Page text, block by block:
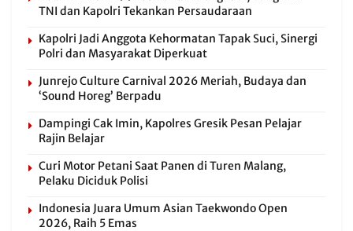
TNI dan Kapolri Tekankan Persaudaraan
Kapolri Jadi Anggota Kehormatan Tapak Suci, Sinergi
Polri dan Masyarakat Diperkuat
Junrejo Culture Carnival 2026 Meriah, Budaya dan
‘Sound Horeg’ Berpadu
Dampingi Cak Imin, Kapolres Gresik Pesan Pelajar
Rajin Belajar
Curi Motor Petani Saat Panen di Turen Malang,
Pelaku Diciduk Polisi
Indonesia Juara Umum Asian Taekwondo Open
2026, Raih 5 Emas